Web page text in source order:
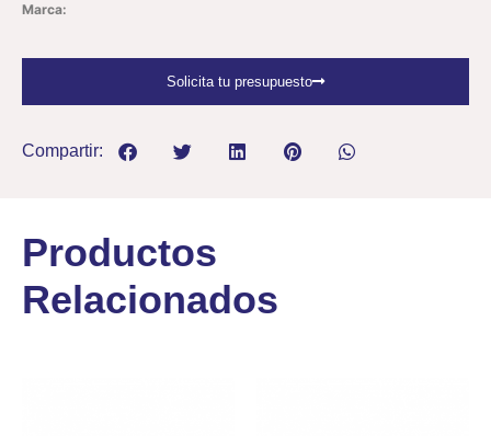
Marca:
Solicita tu presupuesto
Compartir:
Productos
Relacionados